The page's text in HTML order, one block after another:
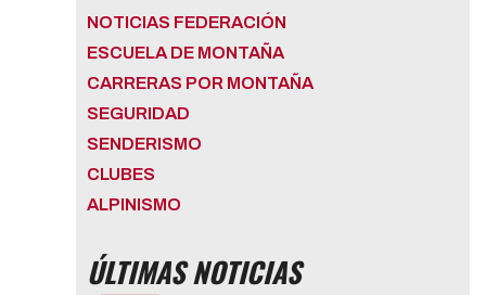
NOTICIAS FEDERACIÓN
ESCUELA DE MONTAÑA
CARRERAS POR MONTAÑA
SEGURIDAD
SENDERISMO
CLUBES
ALPINISMO
ÚLTIMAS NOTICIAS